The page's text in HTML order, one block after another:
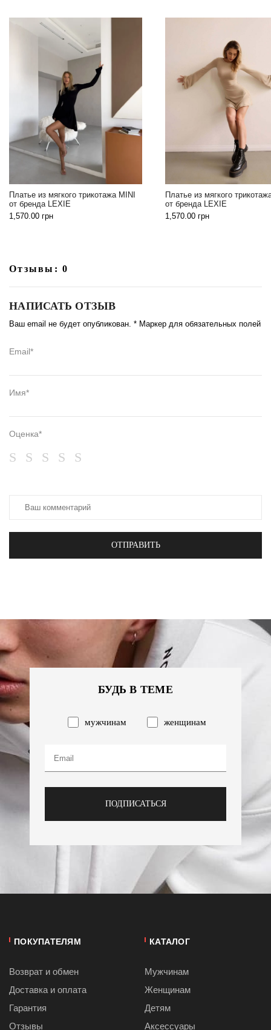
Платье из мягкого трикотажа MINI
от бренда LEXIE
1,570.00 грн
Платье из мягкого
от бренда LEXIE
1,570.00 грн
Отзывы: 0
НАПИСАТЬ ОТЗЫВ
Ваш email не будет опубликован. * Маркер для обязательных полей
Email*
Имя*
Оценка*
ОТПРАВИТЬ
БУДЬ В ТЕМЕ
мужчинам женщинам
ПОДПИСАТЬСЯ
ПОКУПАТЕЛЯМ
Возврат и обмен
Доставка и оплата
Гарантия
Отзывы
КАТАЛОГ
Мужчинам
Женщинам
Детям
Аксессуары